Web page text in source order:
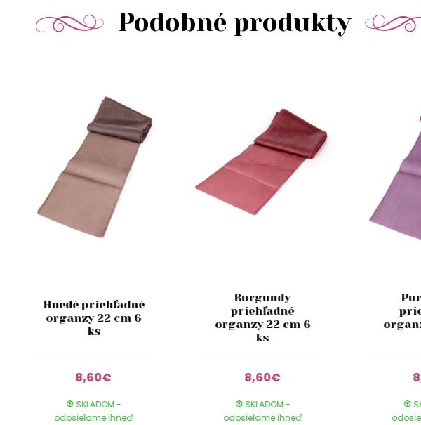
Podobné produkty
Hnedé priehľadné
organzy 22 cm 6
ks
8,60€
SKLADOM -
odosielame ihneď
Burgundy
priehľadné
organzy 22 cm 6
ks
8,60€
SKLADOM -
odosielame ihneď